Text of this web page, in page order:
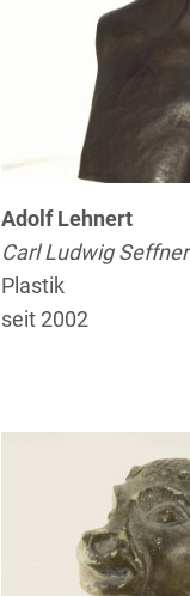
Adolf Lehnert
Carl Ludwig Seffner
Plastik
seit 2002